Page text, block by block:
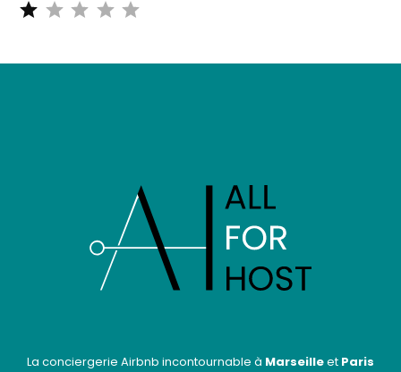
La conciergerie Airbnb incontournable à Marseilleet Paris